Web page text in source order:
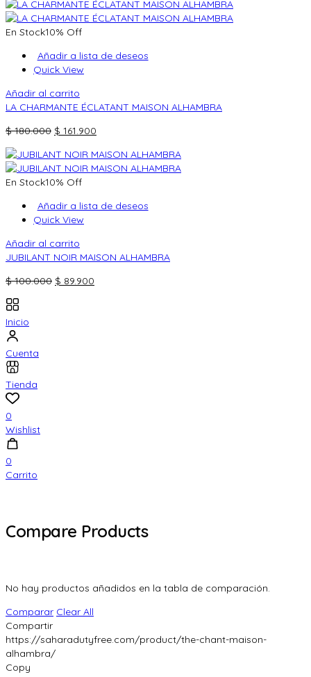
original
era:
$ 100.000.
actual
es:
En Stock10% Off
Añadir a lista de deseos
Quick View
Añadir al carrito
LA CHARMANTE ÉCLATANT MAISON ALHAMBRA
$180.000 El
original
era:
$ 180.000.
$ 161.900
actual
es:
En Stock10% Off
Añadir a lista de deseos
Quick View
Añadir al carrito
JUBILANT NOIR MAISON ALHAMBRA
$100.000 El
$ 89.900
Inicio
Cuenta
Tienda
0
Wishlist
0
Carrito
Compare Products
No hay productos añadidos en la tabla de comparación.
Comparar Clear All
Compartir
https://saharadutyfree.com/product/the-chant-maison-
alhambra/
Copy